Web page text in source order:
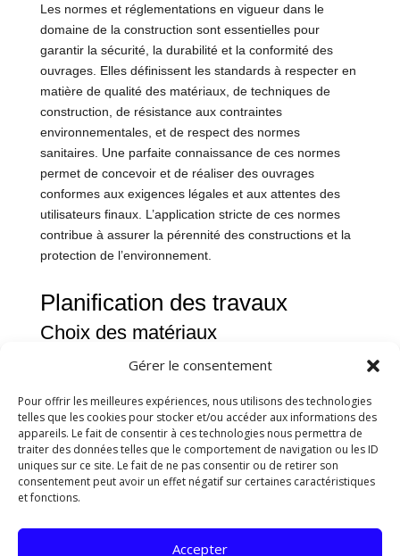
Gérer le consentement
Pour offrir les meilleures expériences, nous utilisons des technologies
telles que les cookies pour stocker et/ou accéder aux informations des
appareils. Le fait de consentir à ces technologies nous permettra de
traiter des données telles que le comportement de navigation ou les ID
uniques sur ce site. Le fait de ne pas consentir ou de retirer son
consentement peut avoir un effet négatif sur certaines caractéristiques
et fonctions.
Accepter
Les normes et réglementations en vigueur dans le
domaine de la construction sont essentielles pour
garantir la sécurité, la durabilité et la conformité des
ouvrages. Elles définissent les standards à respecter en
matière de qualité des matériaux, de techniques de
construction, de résistance aux contraintes
environnementales, et de respect des normes
sanitaires. Une parfaite connaissance de ces normes
permet de concevoir et de réaliser des ouvrages
conformes aux exigences légales et aux attentes des
utilisateurs finaux. L’application stricte de ces normes
contribue à assurer la pérennité des constructions et la
protection de l’environnement.
Planification des travaux
Choix des matériaux
Lors de la planification des travaux, le choix des
de sélectionner des matériaux de qualité supérieure,
durables et adaptés aux spécificités du projet. Les
matériaux doivent être en adéquation avec les normes
de construction en vigueur et répondre aux exigences
techniques du chantier. Des études approfondies sont
menées pour déterminer les matériaux les plus
appropriés, en prenant en compte des critères tels que
la résistance, la durabilité, la compatibilité avec